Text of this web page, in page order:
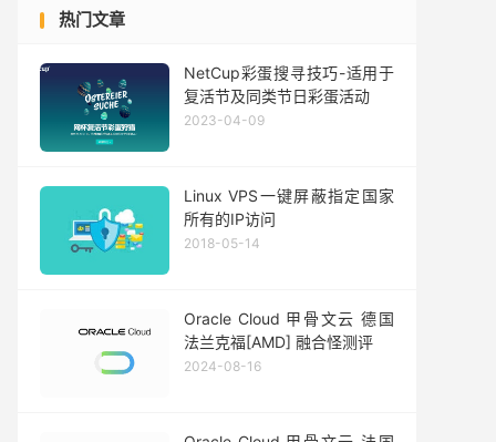
热门文章
NetCup彩蛋搜寻技巧-适用于
复活节及同类节日彩蛋活动
2023-04-09
Linux VPS一键屏蔽指定国家
所有的IP访问
2018-05-14
Oracle Cloud 甲骨文云 德国
法兰克福[AMD] 融合怪测评
2024-08-16